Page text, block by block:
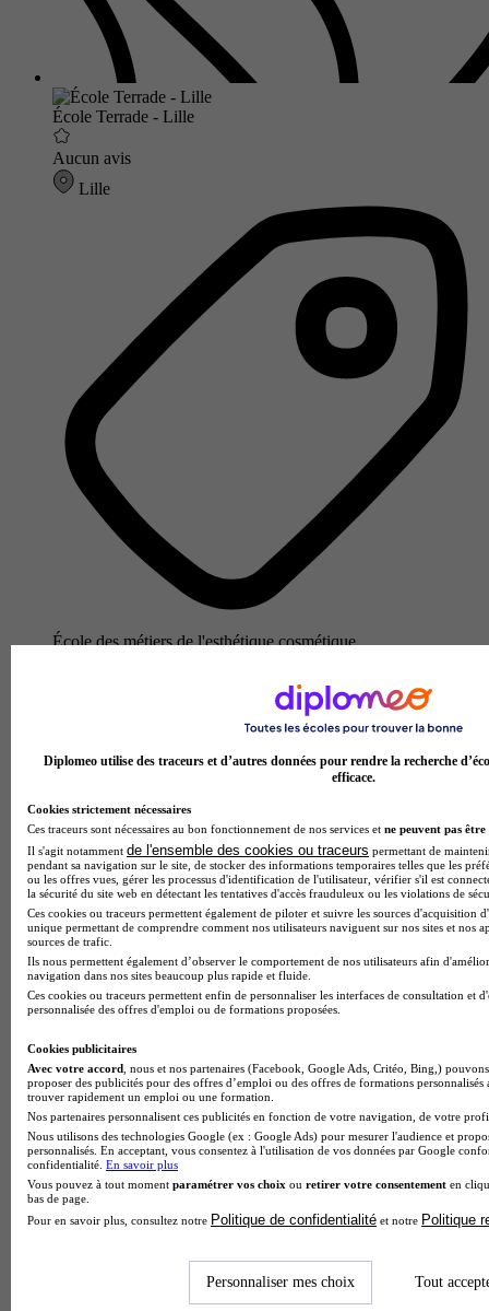
École Terrade - Lille
Aucun avis
Lille
École des métiers de l'esthétique cosmétique
Accès métiers
Aucun avis
Lens
Diplomeo utilise des traceurs et d’autres données pour rendre la recherche
efficace.
Cookies strictement nécessaires
Ces traceurs sont nécessaires au bon fonctionnement de nos services et ne peuvent pas être
Il s'agit notamment de l'ensemble des cookies ou traceurs permettant de
pendant sa navigation sur le site, de stocker des informations temporaires telles que les
ou les offres vues, gérer les processus d'identification de l'utilisateur, vérifier s'il est
la sécurité du site web en détectant les tentatives d'accès frauduleux ou les violations de
Ces cookies ou traceurs permettent également de piloter et suivre les sources d'acquisition
unique permettant de comprendre comment nos utilisateurs naviguent sur nos sites et nos
sources de trafic.
Ils nous permettent également d’observer le comportement de nos utilisateurs afin
navigation dans nos sites beaucoup plus rapide et fluide.
Ces cookies ou traceurs permettent enfin de personnaliser les interfaces de consultation et
personnalisée des offres d'emploi ou de formations proposées.
Cookies publicitaires
Avec votre accord , nous et nos partenaires (Facebook, Google Ads, Critéo, Bing,)
proposer des publicités pour des offres d’emploi ou des offres de formations
trouver rapidement un emploi ou une formation.
Nos partenaires personnalisent ces publicités en fonction de votre navigation, de votre
Nous utilisons des technologies Google (ex : Google Ads) pour mesurer l'audience et
personnalisés. En acceptant, vous consentez à l'utilisation de vos données par Google
confidentialité. En savoir plus
Vous pouvez à tout moment paramétrer vos choix ou retirer votre consentement en
bas de page.
Pour en savoir plus, consultez notre Politique de confidentialité et notre Politique
Personnaliser mes choix Tout